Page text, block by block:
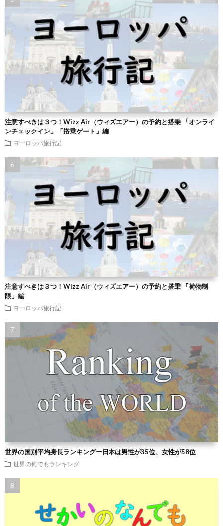
注意すべきは３つ！Wizz Air（ウィズエアー）の予約と搭乗 「オンライ
ンチェックイン」「搭乗ゲート」編
ヨーロッパ旅行記
注意すべきは３つ！Wizz Air（ウィズエアー）の予約と搭乗 「荷物制
限」編
ヨーロッパ旅行記
世界の国別平均身長ランキングー日本は男性が35位、女性が58位
世界の何でもランキング